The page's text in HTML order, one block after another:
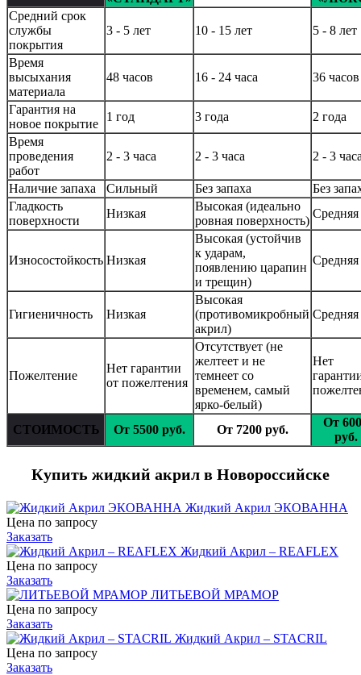
Средний срок
службы
покрытия
3 - 5 лет 10 - 15 лет 5 - 8 лет
Время
высыхания
материала
48 часов 16 - 24 часа 36 часов
Гарантия на
новое покрытие
1 год 3 года
2 года
Время
проведения
работ
2 - 3 часа 2 - 3 часа 2 - 3
Наличие запаха Сильный Без запаха
Без
Гладкость
поверхности
Низкая
Высокая (идеально
ровная поверхность)
Средняя
Износостойкость Низкая
Высокая (устойчив
к ударам,
появлению царапин
и трещин)
Средняя
Гигиеничность Низкая
Высокая
(противомикробный
акрил)
Средняя
Пожелтение
Нет гарантии
от пожелтения
Отсутствует (не
желтеет и не
темнеет со
временем, самый
ярко-белый)
Нет
СТОИМОСТЬ От 5500 руб. От 7200 руб.
От
руб.
Купить жидкий акрил в Новороссийске
Жидкий Акрил ЭКОВАННА
Цена по запросу
Заказать
Жидкий Акрил – REAFLEX
Цена по запросу
Заказать
ЛИТЬЕВОЙ МРАМОР
Цена по запросу
Заказать
Жидкий Акрил – STACRIL
Цена по запросу
Заказать